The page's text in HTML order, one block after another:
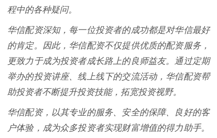
程中的各种疑问。
华信配资深知，每一位投资者的成功都是对华信最好
的肯定。因此，华信配资不仅提供优质的配资服务，
更致力于成为投资者成长路上的良师益友。通过定期
举办的投资讲座、线上线下的交流活动，华信配资帮
助投资者不断提升投资技能，拓宽投资视野。
华信配资，以其专业的服务、安全的保障、良好的客
户体验，成为众多投资者实现财富增值的得力助手。